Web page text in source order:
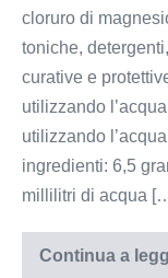
cloruro di
toniche,
curative e
utilizzando
utilizzando
ingredienti: 6,5
millilitri di acqua
Continua a